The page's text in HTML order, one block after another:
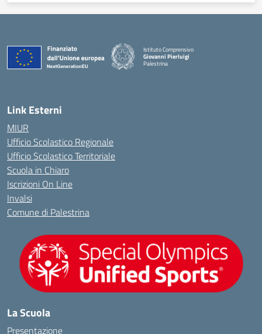
Istituto Comprensivo
Giovanni Pierluigi
Palestrina
Link Esterni
MIUR
Ufficio Scolastico Regionale
Ufficio Scolastico Territoriale
Scuola in Chiaro
Iscrizioni On Line
Invalsi
Comune di Palestrina
La Scuola
Presentazione